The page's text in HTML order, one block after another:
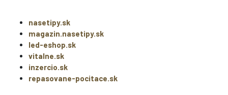
nasetipy.sk
magazin.nasetipy.sk
led-eshop.sk
vitalne.sk
inzercio.sk
repasovane-pocitace.sk